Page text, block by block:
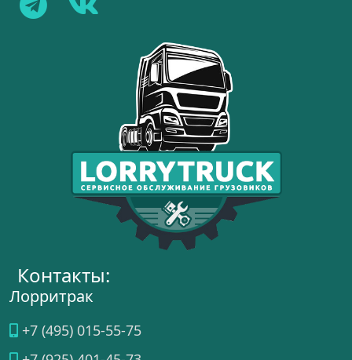
Контакты:
Лорритрак
+7 (495) 015-55-75